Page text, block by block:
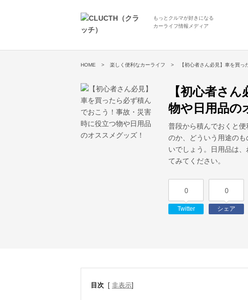
もっとクルマが好きになる
カーライフ情報メディア
HOME 楽しく便利なカーライフ 【初心者さん必見】車を買
【初心者さ
物や日用品の
普段から積んでおくと
のか、どういう用途の
いでしょう。日用品は
てみてください。
0
Twitter
0
シェア
目次 [ 非表示]